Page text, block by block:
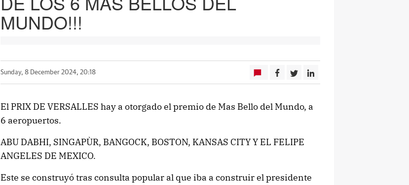
MUNDO!!!
Sunday, 8 December 2024, 20:18
El PRIX DE VERSALLES hay a otorgado el premio de Mas Bello del Mundo, a
6 aeropuertos.
ABU DABHI, SINGAPÙR, BANGOCK, BOSTON, KANSAS CITY Y EL FELIPE
ANGELES DE MEXICO.
Este se construyó tras consulta popular al que iba a construir el presidente